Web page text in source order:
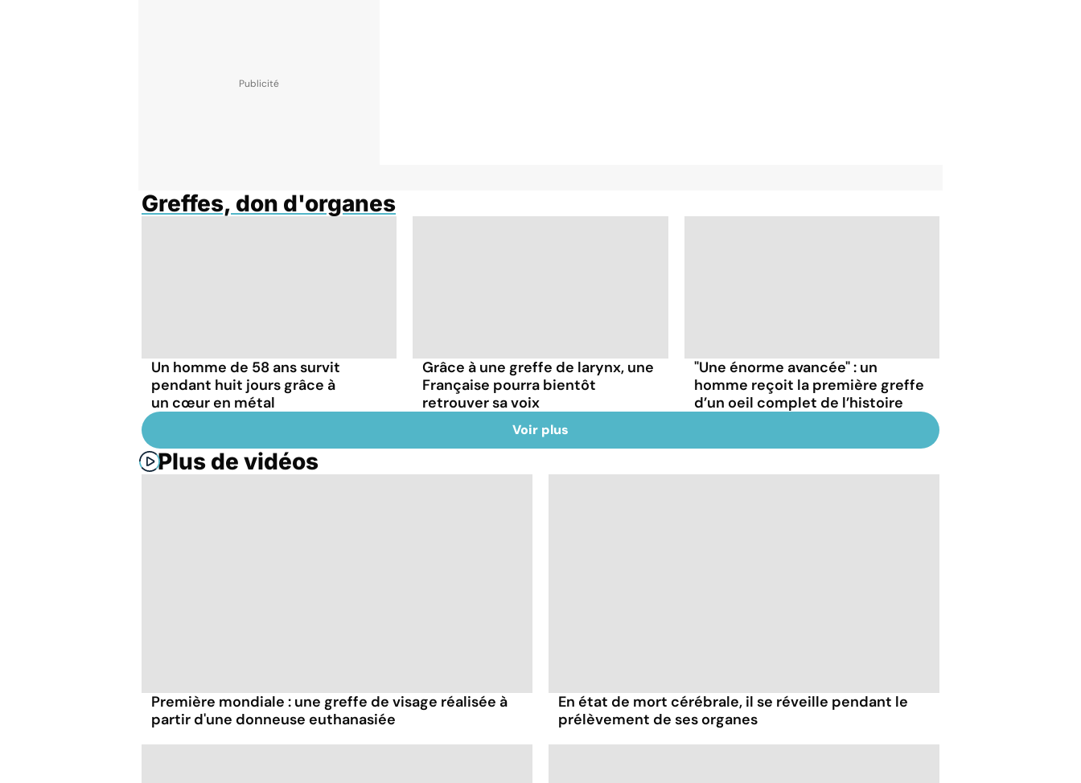
Greffes, don d'organes
Un homme de 58 ans survit
pendant huit jours grâce à
un cœur en métal
Grâce à une greffe de larynx, une
Française pourra bientôt
retrouver sa voix
"Une énorme avancée" : un
homme reçoit la première greffe
d’un oeil complet de l’histoire
Voir plus
Plus de vidéos
Première mondiale : une greffe de visage réalisée à
partir d'une donneuse euthanasiée
En état de mort cérébrale, il se réveille pendant le
prélèvement de ses organes